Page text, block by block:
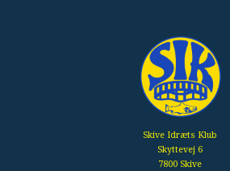
Skive Idræts Klub
Skyttevej 6
7800 Skive